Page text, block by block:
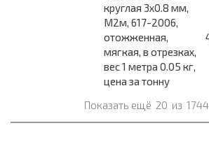
круглая 3x0.8 мм,
М2м, 617-2006,
отожженная,
мягкая, в отрезках,
вес 1 метра 0.05 кг,
цена за тонну
Показать ещё 20 из 1744